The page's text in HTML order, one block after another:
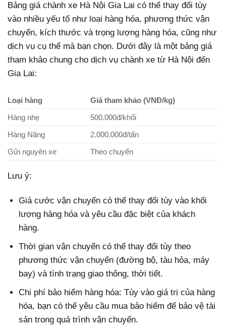
Bảng giá chành xe Hà Nội Gia Lai có thể thay đổi tùy
vào nhiều yếu tố như loại hàng hóa, phương thức vận
chuyển, kích thước và trọng lượng hàng hóa, cũng như
dịch vụ cụ thể mà bạn chọn. Dưới đây là một bảng giá
tham khảo chung cho dịch vụ chành xe từ Hà Nội đến
Gia Lai:
Loại hàng
Giá tham khảo (VNĐ/kg)
Hàng nhẹ
500.000đ/khối
Hàng Nặng
2.000.000đ/tấn
Gửi nguyên xe
Theo chuyến
Lưu ý:
Giá cước vận chuyển có thể thay đổi tùy vào khối
lượng hàng hóa và yêu cầu đặc biệt của khách
hàng.
Thời gian vận chuyển có thể thay đổi tùy theo
phương thức vận chuyển (đường bộ, tàu hỏa, máy
bay) và tình trạng giao thông, thời tiết.
Chi phí bảo hiểm hàng hóa: Tùy vào giá trị của hàng
hóa, bạn có thể yêu cầu mua bảo hiểm để bảo vệ tài
sản trong quá trình vận chuyển.